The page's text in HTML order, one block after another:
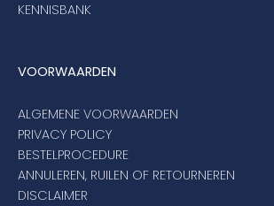
KENNISBANK
VOORWAARDEN
ALGEMENE VOORWAARDEN
PRIVACY POLICY
BESTELPROCEDURE
ANNULEREN, RUILEN OF RETOURNEREN
DISCLAIMER